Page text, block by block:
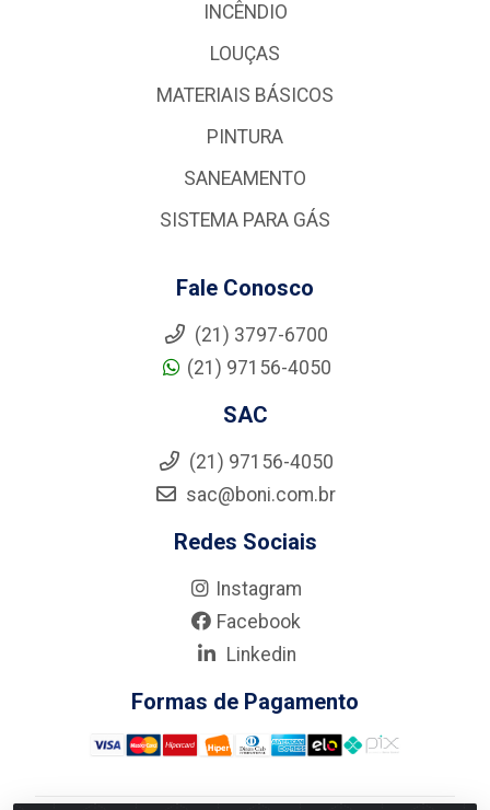
INCÊNDIO
LOUÇAS
MATERIAIS BÁSICOS
PINTURA
SANEAMENTO
SISTEMA PARA GÁS
Fale Conosco
(21) 3797-6700
(21) 97156-4050
SAC
(21) 97156-4050
sac@boni.com.br
Redes Sociais
Instagram
Facebook
Linkedin
Formas de Pagamento